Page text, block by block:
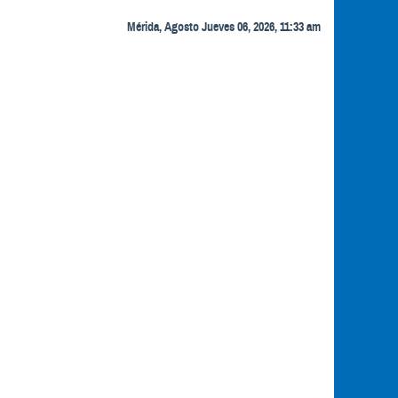
Mérida, Agosto Jueves 06, 2026, 11:33 am